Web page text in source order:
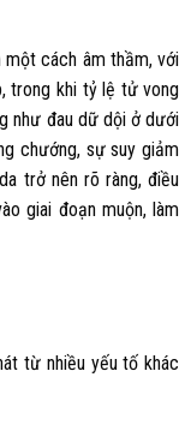
một cách âm thầm, với
trong khi tỷ lệ tử vong
như đau dữ dội ở dưới
chướng, sự suy giảm
trở nên rõ ràng, điều
giai đoạn muộn, làm
từ nhiều yếu tố khác